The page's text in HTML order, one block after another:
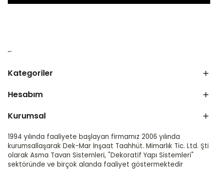
Kategoriler
Hesabım
Kurumsal
1994 yılında faaliyete başlayan firmamız 2006 yılında
kurumsallaşarak Dek-Mar İnşaat Taahhüt. Mimarlık Tic. Ltd. Şti
olarak Asma Tavan Sistemleri, "Dekoratif Yapı Sistemleri"
sektöründe ve birçok alanda faaliyet göstermektedir